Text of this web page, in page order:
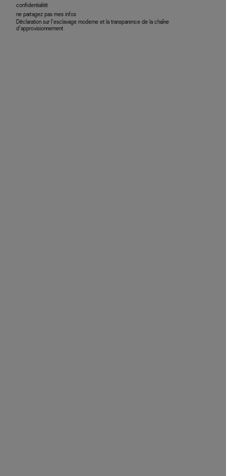
confidentialité
ne partagez pas mes infos
Déclaration sur l’esclavage moderne et la transparence de la chaîne
d’approvisionnement